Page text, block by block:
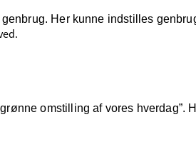
Her kunne indstilles
omstilling af vores hverdag”.